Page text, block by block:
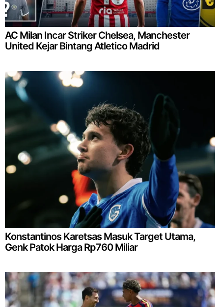
AC Milan Incar Striker Chelsea, Manchester
United Kejar Bintang Atletico Madrid
Konstantinos Karetsas Masuk Target Utama,
Genk Patok Harga Rp760 Miliar